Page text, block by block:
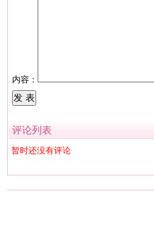
内容：
评论列表
暂时还没有评论